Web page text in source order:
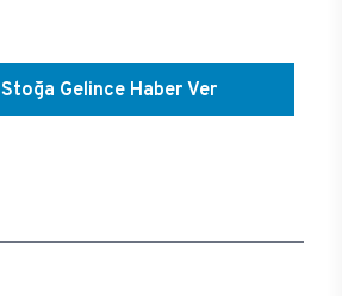
Stoğa Gelince Haber Ver